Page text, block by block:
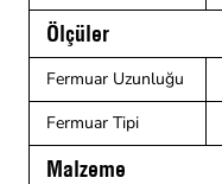
Ölçüler
Fermuar Uzunluğu
Fermuar Tipi
Malzeme